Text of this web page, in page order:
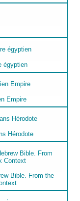
égyptien
Empire
Hérodote
Bible. From the